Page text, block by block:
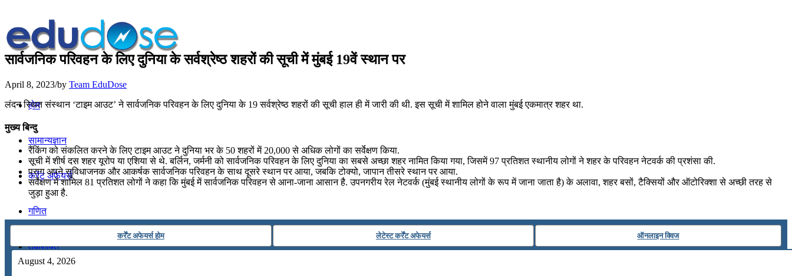
होम
सामान्यज्ञान
करेंट अफेयर्स
गणित
तर्कशक्ति
सार्वजनिक परिवहन के लिए दुनिया के सर्वश्रेष्ठ शहरों की सूची में मुंबई 19वें स्थान पर
April 8, 2023/by Team EduDose
लंदन स्थित संस्थान ‘टाइम आउट’ ने सार्वजनिक परिवहन के लिए दुनिया के 19 सर्वश्रेष्ठ शहरों की सूची हाल ही में जारी की थी. इस सूची में शामिल होने वाला मुंबई एकमात्र शहर था.
मुख्य बिन्दु
रैंकिंग को संकलित करने के लिए टाइम आउट ने दुनिया भर के 50 शहरों में 20,000 से अधिक लोगों का सर्वेक्षण किया.
सूची में शीर्ष दस शहर यूरोप या एशिया से थे. बर्लिन, जर्मनी को सार्वजनिक परिवहन के लिए दुनिया का सबसे अच्छा शहर नामित किया गया, जिसमें 97 प्रतिशत स्थानीय लोगों ने शहर के परिवहन नेटवर्क की प्रशंसा की.
प्राग अपने सुविधाजनक और आकर्षक सार्वजनिक परिवहन के साथ दूसरे स्थान पर आया, जबकि टोक्यो, जापान तीसरे स्थान पर आया.
सर्वेक्षण में शामिल 81 प्रतिशत लोगों ने कहा कि मुंबई में सार्वजनिक परिवहन से आना-जाना आसान है. उपनगरीय रेल नेटवर्क (मुंबई स्थानीय लोगों के रूप में जाना जाता है) के अलावा, शहर बसों, टैक्सियों और ऑटोरिक्शा से अच्छी तरह से
जुड़ा हुआ है.
कर्रेंट अफेयर्स होम लेटेस्ट कर्रेंट अफेयर्स ऑनलाइन क्विज
August 4, 2026